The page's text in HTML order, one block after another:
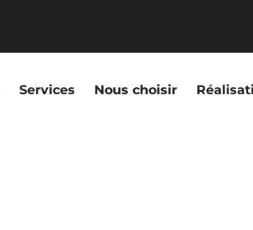
Services Nous choisir